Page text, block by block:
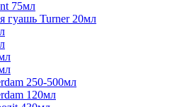
75мл
гуашь Turner 20мл
250-500мл
120мл